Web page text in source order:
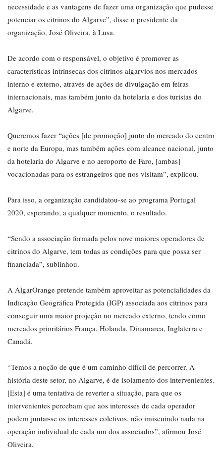
necessidade e as vantagens de fazer uma organização que pudesse
potenciar os citrinos do Algarve”, disse o presidente da
organização, José Oliveira, à Lusa.
De acordo com o responsável, o objetivo é promover as
características intrínsecas dos citrinos algarvios nos mercados
interno e externo, através de ações de divulgação em feiras
internacionais, mas também junto da hotelaria e dos turistas do
Algarve.
Queremos fazer “ações [de promoção] junto do mercado do centro
e norte da Europa, mas também ações com alcance nacional, junto
da hotelaria do Algarve e no aeroporto de Faro, [ambas]
vocacionadas para os estrangeiros que nos visitam”, explicou.
Para isso, a organização candidatou-se ao programa Portugal
2020, esperando, a qualquer momento, o resultado.
“Sendo a associação formada pelos nove maiores operadores de
citrinos do Algarve, tem todas as condições para que possa ser
financiada”, sublinhou.
A AlgarOrange pretende também aproveitar as potencialidades da
Indicação Geográfica Protegida (IGP) associada aos citrinos para
conseguir uma maior projeção no mercado externo, tendo como
mercados prioritários França, Holanda, Dinamarca, Inglaterra e
Canadá.
“Temos a noção de que é um caminho difícil de percorrer. A
história deste setor, no Algarve, é de isolamento dos intervenientes.
[Esta] é uma tentativa de reverter a situação, para que os
intervenientes percebam que aos interesses de cada operador
podem juntar-se os interesses coletivos, não imiscuindo nada na
operação individual de cada um dos associados”, afirmou José
Oliveira.